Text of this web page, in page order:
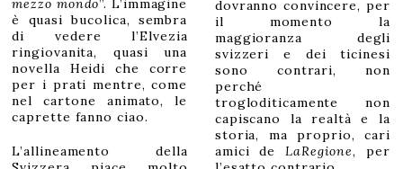
mezzo mondo”. L’immagine
è quasi bucolica, sembra
di vedere l’Elvezia
ringiovanita, quasi una
novella Heidi che corre
per i prati mentre, come
nel cartone animato, le
caprette fanno ciao.
L’allineamento della
dovranno convincere, per
il momento la
maggioranza degli
svizzeri e dei ticinesi
sono contrari, non
perché
trogloditicamente non
capiscano la realtà e la
storia, ma proprio, cari
amici deLaRegione, per